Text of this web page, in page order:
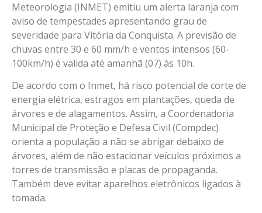
Meteorologia (INMET) emitiu um alerta laranja com
aviso de tempestades apresentando grau de
severidade para Vitória da Conquista. A previsão de
chuvas entre 30 e 60 mm/h e ventos intensos (60-
100km/h) é valida até amanhã (07) às 10h.
De acordo com o Inmet, há risco potencial de corte de
energia elétrica, estragos em plantações, queda de
árvores e de alagamentos. Assim, a Coordenadoria
Municipal de Proteção e Defesa Civil (Compdec)
orienta a população a não se abrigar debaixo de
árvores, além de não estacionar veículos próximos a
torres de transmissão e placas de propaganda.
Também deve evitar aparelhos eletrônicos ligados à
tomada.